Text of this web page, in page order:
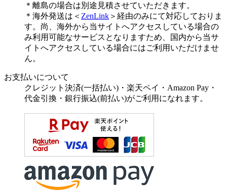
＊離島の場合は別途見積させていただきます。
＊海外発送は＜ ZenLink ＞経由のみにて対応しておりま
す。尚、海外から当サイトへアクセスしている場合の
み利用可能なサービスとなりますため、国内から当サ
イトへアクセスしている場合にはご利用いただけませ
ん。
お支払いについて
クレジット決済(一括払い)・楽天ペイ・Amazon Pay・
代金引換・銀行振込(前払い)がご利用になれます。